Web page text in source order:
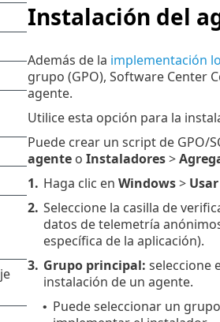
Instalación del
Además de la implementación
grupo (GPO), Software Center
agente.
Utilice esta opción para la
Puede crear un script de GPO/
agenteo Instaladores>
1. Haga clic en Windows>
2. Seleccione la casilla de
datos de telemetría
específica de la aplicación).
3. Grupo principal: seleccione
instalación de un agente.
• Puede seleccionar un